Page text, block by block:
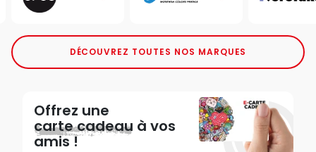
DÉCOUVREZ TOUTES NOS MARQUES
Offrez une
carte cadeau à vos
amis !